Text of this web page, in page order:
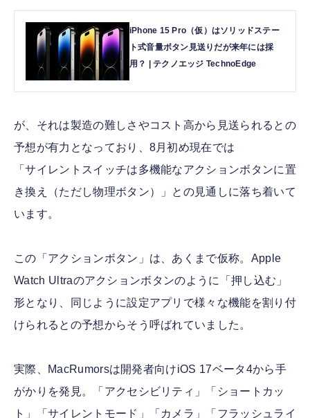
iPhone 15 Pro（仮）はソリッドステー
ト式音量ボタン見送りだが来年には採
用？ | テクノエッジ TechnoEdge
が、それは製造の難しさやコスト高から見送られるとの
予想が有力となっており、8月初め現在では
「サイレントスイッチは多機能なアクションボタンに置
き換え（ただし物理ボタン）」との見通しに落ち着いて
います。
この「アクションボタン」は、あくまで仮称。Apple
Watch Ultraのアクションボタンのように「押し込む」
形となり、同じように設定アプリで様々な機能を割り付
けられるとの予想からそう呼ばれていました。
実際、MacRumorsは開発者向けiOS 17ベータ4から手
がかりを発見。「アクセシビリティ」「ショートカッ
ト」「サイレントモード」「カメラ」「フラッシュライ